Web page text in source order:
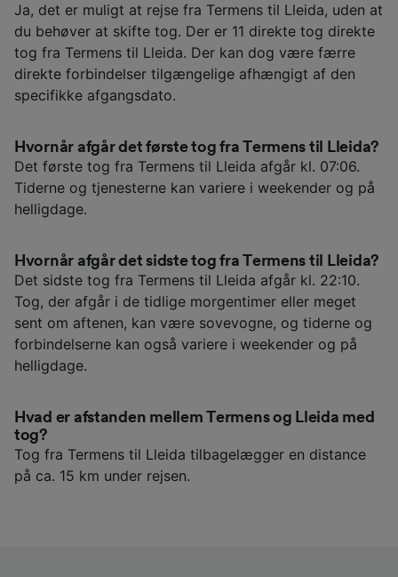
Ja, det er muligt at rejse fra Termens til Lleida, uden at
du behøver at skifte tog. Der er 11 direkte tog direkte
tog fra Termens til Lleida. Der kan dog være færre
direkte forbindelser tilgængelige afhængigt af den
specifikke afgangsdato.
Hvornår afgår det første tog fra Termens til Lleida?
Det første tog fra Termens til Lleida afgår kl. 07:06.
Tiderne og tjenesterne kan variere i weekender og på
helligdage.
Hvornår afgår det sidste tog fra Termens til Lleida?
Det sidste tog fra Termens til Lleida afgår kl. 22:10.
Tog, der afgår i de tidlige morgentimer eller meget
sent om aftenen, kan være sovevogne, og tiderne og
forbindelserne kan også variere i weekender og på
helligdage.
Hvad er afstanden mellem Termens og Lleida med
tog?
Tog fra Termens til Lleida tilbagelægger en distance
på ca. 15 km under rejsen.